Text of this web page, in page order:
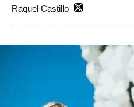
Raquel Castillo